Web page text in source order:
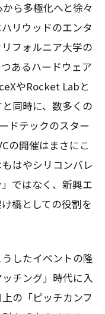
ら多極化へと徐々
リウッドのエンタ
フォルニア大学の
あるハードウェア
やRocket Labと
同時に、数多くの
ドテックのスター
の開催はまさにこ
はやシリコンバレ
ではなく、新興エ
橋としての役割を
したイベントの隆
チング」時代に入
の「ピッチカンフ